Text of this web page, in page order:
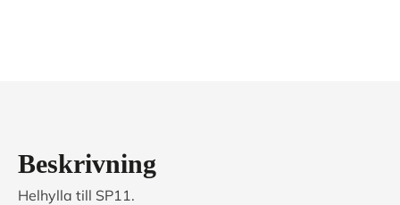
Beskrivning
Helhylla till SP11.